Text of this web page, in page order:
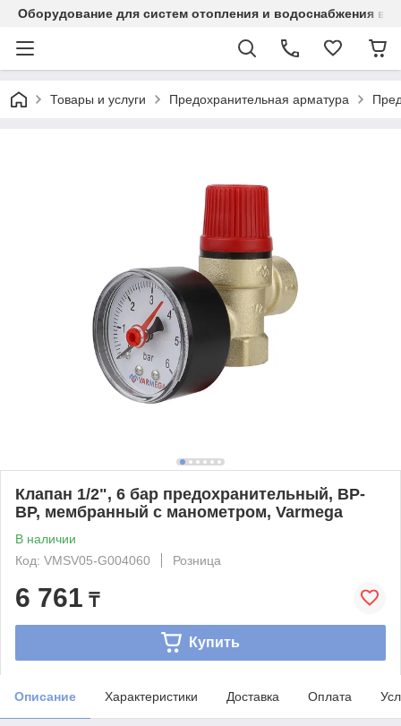
Оборудование для систем отопления и водоснабжения в
Товары и услуги Предохранительная арматура
Клапан 1/2", 6 бар предохранительный, ВР-
ВР, мембранный с манометром, Varmega
В наличии
Код: VMSV05-G004060
Розница
6 761 ₸
Купить
Описание Характеристики Доставка Оплата